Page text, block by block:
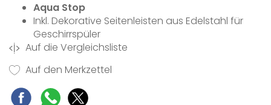
Aqua Stop
Inkl. Dekorative Seitenleisten aus Edelstahl für
Geschirrspüler
Auf die Vergleichsliste
Auf den Merkzettel